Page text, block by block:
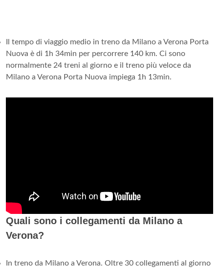
Il tempo di viaggio medio in treno da Milano a Verona Porta
Nuova è di 1h 34min per percorrere 140 km. Ci sono
normalmente 24 treni al giorno e il treno più veloce da
Milano a Verona Porta Nuova impiega 1h 13min.
Quali sono i collegamenti da Milano a
Verona?
In treno da Milano a Verona. Oltre 30 collegamenti al giorno